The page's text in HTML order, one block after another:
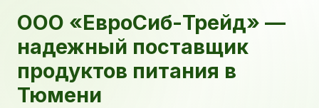
ООО «ЕвроСиб-Трейд» —
надежный поставщик
продуктов питания в
Тюмени